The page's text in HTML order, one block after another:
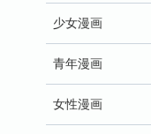
少女漫画
青年漫画
女性漫画